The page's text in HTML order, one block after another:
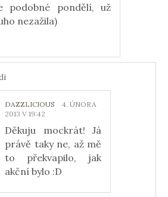
podobné pondělí, už
nezažila)
DAZZLICIOUS
4. ÚNORA
2013 V 19:42
Děkuju mockrát! Já
právě taky ne, až mě
to překvapilo, jak
akční bylo :D